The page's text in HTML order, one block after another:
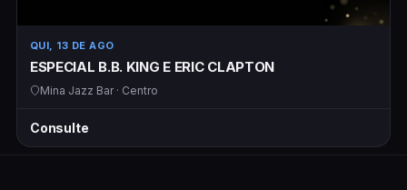
QUI, 13 DE AGO
ESPECIAL B.B. KING E ERIC CLAPTON
Mina Jazz Bar · Centro
Consulte